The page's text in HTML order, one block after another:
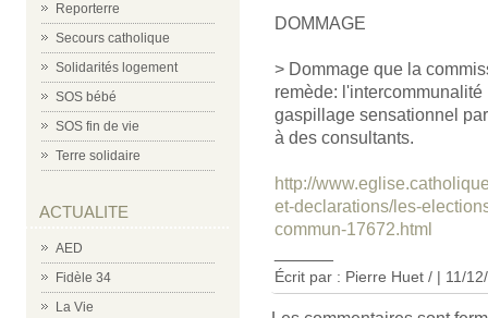
Reporterre
Secours catholique
Solidarités logement
SOS bébé
SOS fin de vie
Terre solidaire
ACTUALITE
AED
Fidèle 34
La Vie
DOMMAGE
> Dommage que la
remède:
gaspillage sensationnel
à des consultants.
http://
et-declarations/les-
commun-17672.html
Écrit par : Pierre Huet / | 11/